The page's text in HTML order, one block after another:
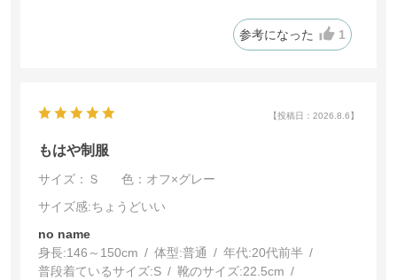
サックス×オフを買いましたが、この色は非常に合わせ
すい色でした。ネイビー、黒、グレー、ベージュ、どの
色のボトムスとも相性抜群。朝何も考えずこればかり手
うので、中フックを自分で追加でつけましたが、そこだ
参考になった 1
【投稿日：2026.8.6】
もはや制服
サイズ：Ｓ
色：オフ×グレー
サイズ感:ちょうどいい
no name
身長:146～150cm 体型:普通 年代:20代前半
普段着ているサイズ:S 靴のサイズ:22.5cm